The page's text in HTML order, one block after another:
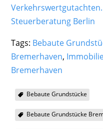
Verkehrswertgutachten.
Steuerberatung Berlin
Tags: Bebaute
Bremerhaven,
Bremerhaven
Bebaute Grundstücke
Bebaute Grundstücke